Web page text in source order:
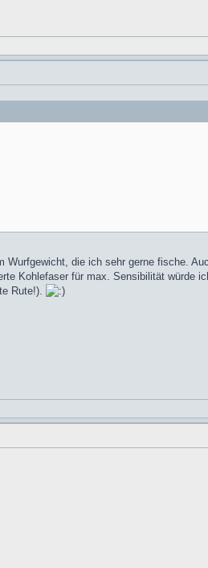
die ich sehr gerne fische.
Kohlefaser für max. Sensibilität würde
Rute!).